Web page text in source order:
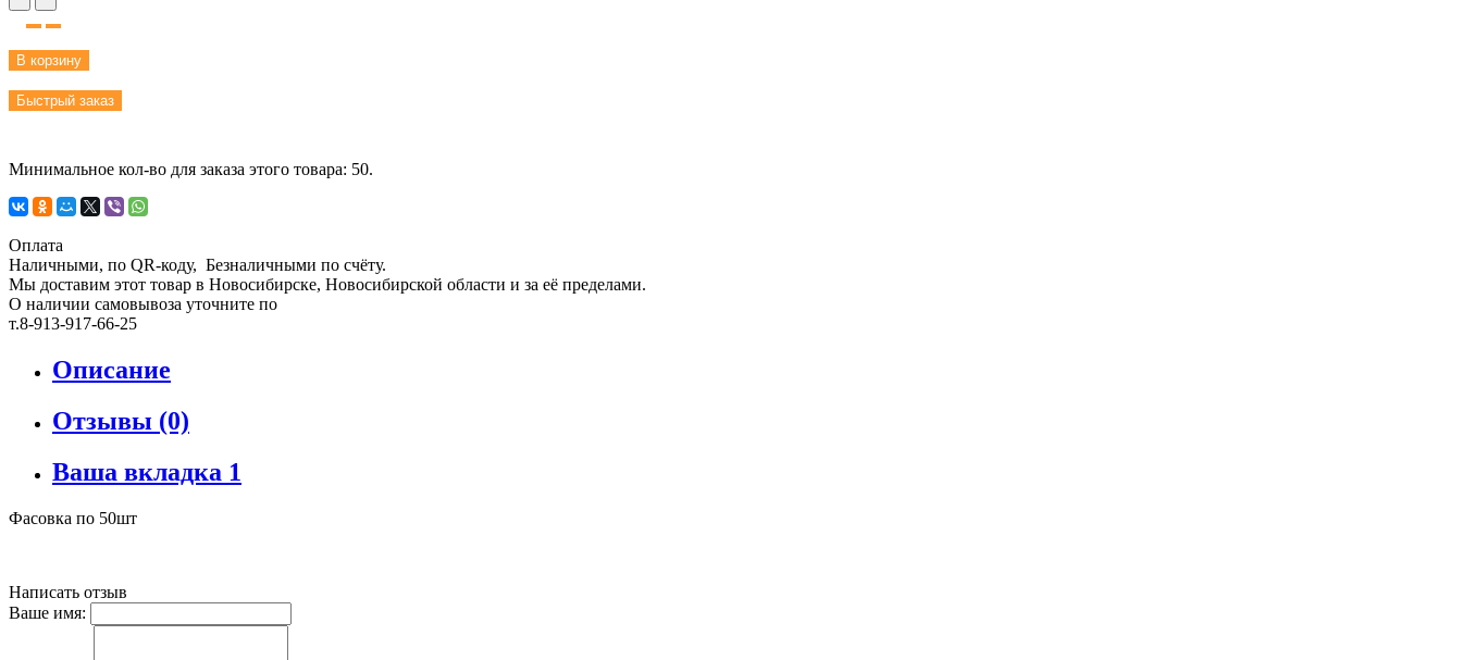
В корзину
Быстрый заказ
Минимальное кол-во для заказа этого товара: 50.
Оплата
Наличными, по QR-коду, Безналичными по счёту.
Мы доставим этот товар в Новосибирске, Новосибирской области и за её пределами.
О наличии самовывоза уточните по
т.8-913-917-66-25
Описание
Отзывы (0)
Ваша вкладка 1
Фасовка по 50шт
Написать отзыв
Ваше имя: